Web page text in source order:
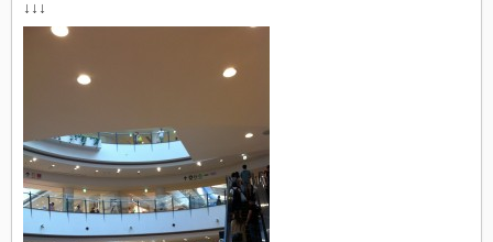
↓↓↓